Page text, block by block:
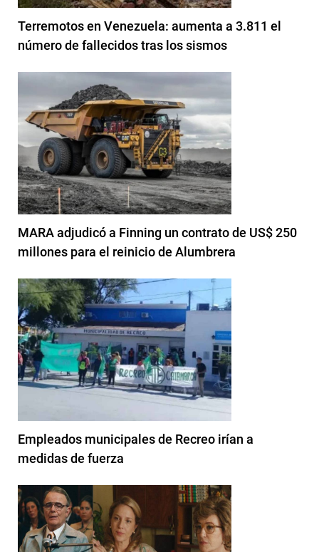
Terremotos en Venezuela: aumenta a 3.811 el
número de fallecidos tras los sismos
MARA adjudicó a Finning un contrato de US$ 250
millones para el reinicio de Alumbrera
Empleados municipales de Recreo irían a
medidas de fuerza